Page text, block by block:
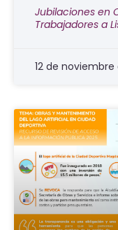
Jubilaciones en
Trabajadores a
12 de noviembre